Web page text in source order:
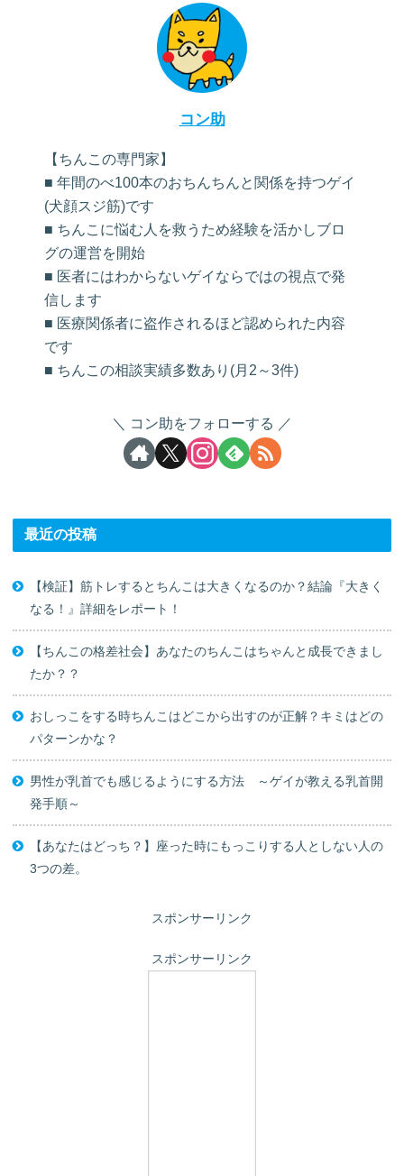
コン助
【ちんこの専門家】
■ 年間のべ100本のおちんちんと関係を持つゲイ
(犬顔スジ筋)です
■ ちんこに悩む人を救うため経験を活かしブロ
グの運営を開始
■ 医者にはわからないゲイならではの視点で発
信します
■ 医療関係者に盗作されるほど認められた内容
です
■ ちんこの相談実績多数あり(月2～3件)
コン助をフォローする
最近の投稿
【検証】筋トレするとちんこは大きくなるのか？結論『大きく
なる！』詳細をレポート！
【ちんこの格差社会】あなたのちんこはちゃんと成長できまし
たか？？
おしっこをする時ちんこはどこから出すのが正解？キミはどの
パターンかな？
男性が乳首でも感じるようにする方法 ～ゲイが教える乳首開
発手順～
【あなたはどっち？】座った時にもっこりする人としない人の
3つの差。
スポンサーリンク
スポンサーリンク